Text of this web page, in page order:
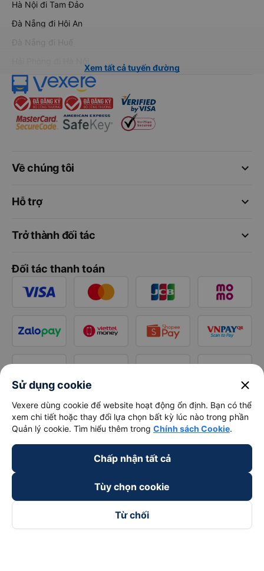
Hà Nội đi Tam Đảo
Đà Nẵng đi Hội An
Đà Nẵng đi Huế
Xem tất cả tuyến đường
keyboard_arrow_down
Về chúng tôi
keyboard_arrow_down
Hỗ trợ
keyboard_arrow_down
Trở thành đối tác
Đối tác thanh toán
Sử dụng cookie close
Vexere dùng cookie để website hoạt động ổn định. Bạn có thể
xem chi tiết hoặc thay đổi lựa chọn bất kỳ lúc nào trong phần
Quản lý cookie. Tìm hiểu thêm trong Chính sách Cookie.
Chấp nhận tất cả
Tùy chọn cookie
Từ chối